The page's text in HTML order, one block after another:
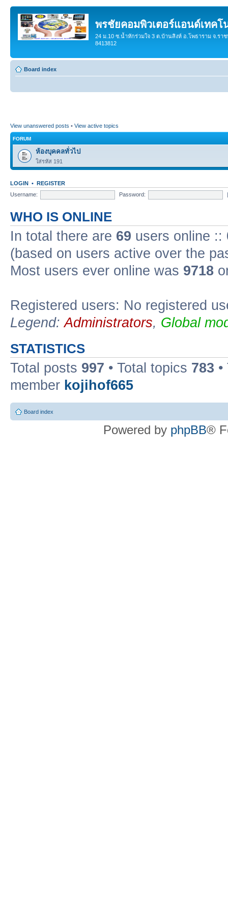
พรชัยคอมพิวเตอร์แอนด์เทคโ
24 ม.10 ซ.น้ำหักร่วมใจ 3 ต.บ้านสิงห์ อ.โพธาราม จ.รา
8413812
Board index
View unanswered posts • View active topics
FORUM
ห้องบุคคลทั่วไป
ใส่รหัส 191
LOGIN • REGISTER
Username:
Password:
WHO IS ONLINE
In total there are 69 users online ::
(based on users active over the
Most users ever online was 9718
Registered users: No registered
Legend:Administrators, Global
STATISTICS
Total posts 997 • Total topics 783
member kojihof665
Board index
Powered by phpBB®